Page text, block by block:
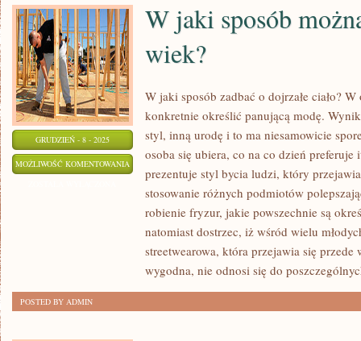
GRUDZIEŃ - 8 - 2025
MOŻLIWOŚĆ KOMENTOWANIA
W jaki sposób
wiek?
W jaki sposób zadbać o dojrzałe ciało?
konkretnie określić panującą modę.
styl, inną urodę i to ma niesamowicie
osoba się ubiera, co na co dzień
prezentuje styl bycia ludzi, który
stosowanie różnych podmiotów
robienie fryzur, jakie powszechnie są
natomiast dostrzec, iż wśród wielu
streetwearowa, która przejawia się
wygodna, nie odnosi się do
POSTED BY ADMIN